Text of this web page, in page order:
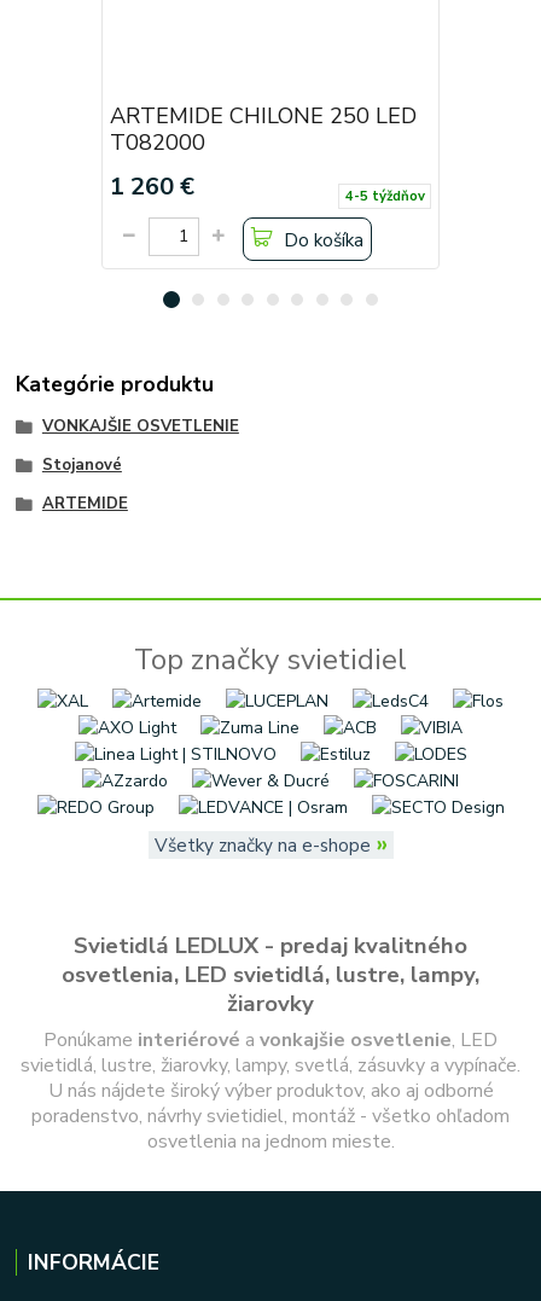
ARTEMIDE CHILONE 250 LED
T082000
1 260 € 4-5 týždňov
Do košíka
Kategórie produktu
VONKAJŠIE OSVETLENIE
Stojanové
ARTEMIDE
Top značky svietidiel
Všetky značky na e-shope »
Svietidlá LEDLUX - predaj kvalitného
osvetlenia, LED svietidlá, lustre, lampy,
žiarovky
Ponúkame interiérové a vonkajšie osvetlenie, LED
svietidlá, lustre, žiarovky, lampy, svetlá, zásuvky a vypínače.
U nás nájdete široký výber produktov, ako aj odborné
poradenstvo, návrhy svietidiel, montáž - všetko ohľadom
osvetlenia na jednom mieste.
INFORMÁCIE